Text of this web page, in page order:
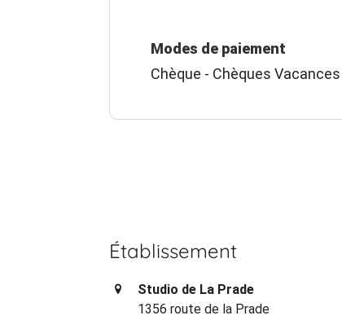
Modes de paiement
Chèque - Chèques
Établissement
Studio de La Prade
1356 route de la Prade